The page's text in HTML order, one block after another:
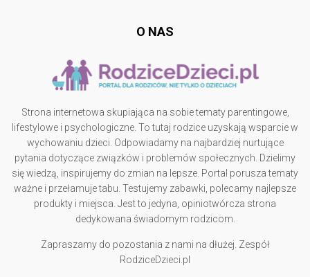
O NAS
Strona internetowa skupiająca na sobie tematy parentingowe,
lifestylowe i psychologiczne. To tutaj rodzice uzyskają wsparcie w
wychowaniu dzieci. Odpowiadamy na najbardziej nurtujące
pytania dotyczące związków i problemów społecznych. Dzielimy
się wiedzą, inspirujemy do zmian na lepsze. Portal porusza tematy
ważne i przełamuje tabu. Testujemy zabawki, polecamy najlepsze
produkty i miejsca. Jest to jedyna, opiniotwórcza strona
dedykowana świadomym rodzicom.
Zapraszamy do pozostania z nami na dłużej. Zespół
RodziceDzieci.pl